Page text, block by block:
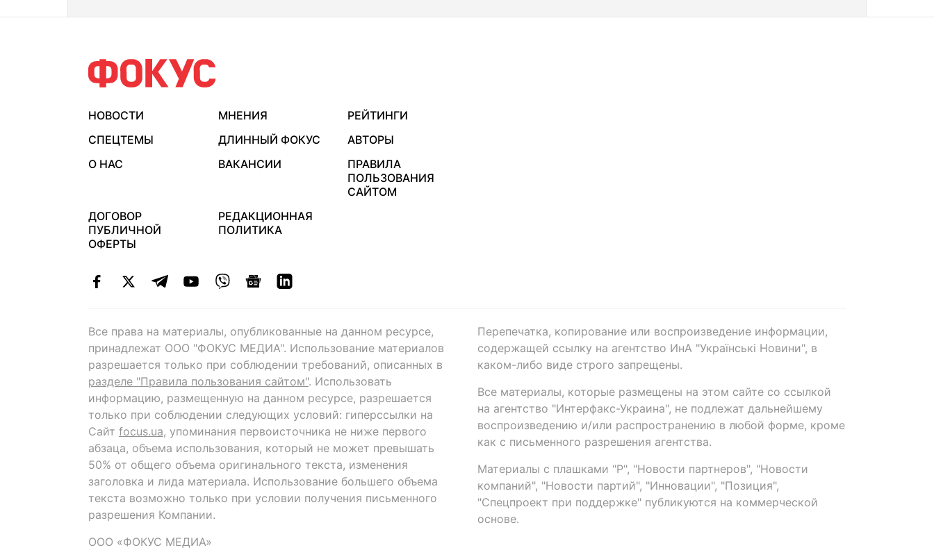
НОВОСТИ МНЕНИЯ
РЕЙТИНГИ
СПЕЦТЕМЫ
ДЛИННЫЙ ФОКУС
АВТОРЫ
О НАС
ВАКАНСИИ
ПРАВИЛА
ПОЛЬЗОВАНИЯ
САЙТОМ
ДОГОВОР
ПУБЛИЧНОЙ
ОФЕРТЫ
РЕДАКЦИОННАЯ
ПОЛИТИКА
Все права на материалы, опубликованные на данном ресурсе,
принадлежат ООО "ФОКУС МЕДИА". Использование материалов
разрешается только при соблюдении требований, описанных в
разделе "Правила пользования сайтом". Использовать
информацию, размещенную на данном ресурсе, разрешается
только при соблюдении следующих условий: гиперссылки на
Сайт focus.ua, упоминания первоисточника не ниже первого
абзаца, объема использования, который не может превышать
50% от общего объема оригинального текста, изменения
заголовка и лида материала. Использование большего объема
текста возможно только при условии получения письменного
разрешения Компании.
ООО «ФОКУС МЕДИА»
Перепечатка, копирование или воспроизведение информации,
содержащей ссылку на агентство ИнА "Українські Новини", в
каком-либо виде строго запрещены.
Все материалы, которые размещены на этом сайте со ссылкой
на агентство "Интерфакс-Украина", не подлежат дальнейшему
воспроизведению и/или распространению в любой форме, кроме
как с письменного разрешения агентства.
Материалы с плашками "Р", "Новости партнеров", "Новости
компаний", "Новости партий", "Инновации", "Позиция",
"Спецпроект при поддержке" публикуются на коммерческой
основе.